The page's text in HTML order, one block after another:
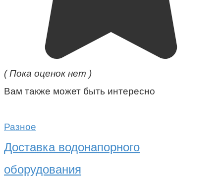
( Пока оценок нет )
Вам также может быть интересно
Разное
Доставка водонапорного
оборудования